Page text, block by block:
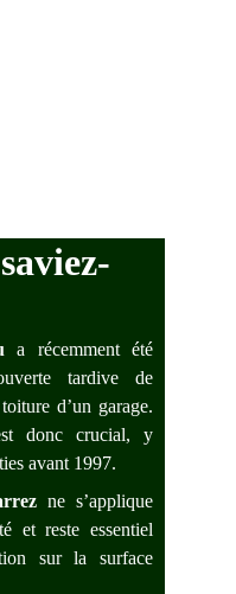
a récemment été
tardive de
d’un garage.
donc crucial, y
avant 1997.
ne s’applique
et reste essentiel
sur la surface